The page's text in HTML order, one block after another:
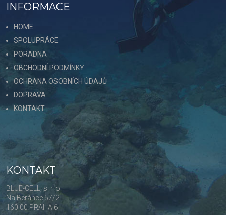
INFORMACE
HOME
SPOLUPRÁCE
PORADNA
OBCHODNÍ PODMÍNKY
OCHRANA OSOBNÍCH ÚDAJŮ
DOPRAVA
KONTAKT
KONTAKT
BLUE-CELL, s. r. o.
Na Beránce 57/2
160 00 PRAHA 6